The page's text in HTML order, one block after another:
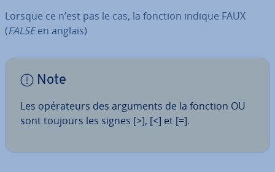
Lorsque ce n’est pas le cas, la fonction indique FAUX
(FALSEen anglais)
Note
Les opé­ra­teurs des arguments de la fonction OU
sont toujours les signes [>], [<] et [=].